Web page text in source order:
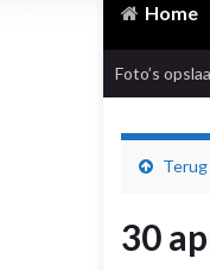
Home
Foto’s
Terug
30